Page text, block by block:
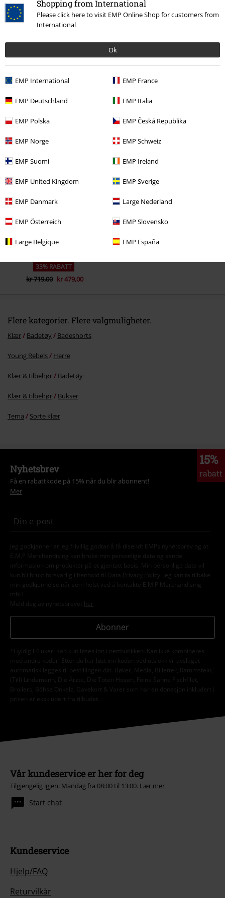
Shopping from International
Please click here to visit EMP Online Shop for customers from
International
Ok
EMP International EMP France
EMP Deutschland EMP Italia
EMP Polska EMP Česká Republika
EMP Norge EMP Schweiz
EMP Suomi EMP Ireland
EMP United Kingdom EMP Sverige
EMP Danmark Large Nederland
EMP Österreich EMP Slovensko
Large Belgique EMP España
Fortell oss hva du synes om "EMP Signature Collection".
Siste besøk
33% RABATT
kr 719,00 kr 479,00
Flere kategorier. Flere valgmuligheter.
Klær Badetøy Badeshorts
Young Rebels Herre
Klær & tilbehør Badetøy
Klær & tilbehør Bukser
Tema Sorte klær
15%
rabatt
Nyhetsbrev
Få en rabattkode på 15% når du blir abonnent!
Mer
Jeg godkjenner at jeg frivillig godtar å få tilsendt EMPs nyhetsbrev og at
E.M.P Merchandising kan bruke min personlige data og sende
informasjon om produkter på et gjentatt basis. Min personlige data vil
kun bli brukt forsvarlig i henhold til
Data Privacy Policy
. Jeg kan ta tilbake
min godkjennelse når som helst ved å kontakte E.M.P Merchandising
mbH
Meld deg av nyhetsbrevet her
Abonner
*Gyldig i 4 uker. Kan kun løses inn i nettbutikken. Kan ikke kombineres
med andre koder. Etter du har løst inn koden ved utsjekk vil avslaget
automatisk legges til bestillingen din. Bøker, Media, Billetter, Rammstein,
(Till) Lindemann, Die Ärzte, Die Toten Hosen, Feine Sahne Fischfilet,
Broilers, Böhse Onkelz, Gavekort & Varer som har en donasjon inkludert i
prisen er ekskludert fra tilbudet.
Vår kundeservice er her for deg
Tilgjengelig igjen: Mandag fra 08:00 til 13:00. Lær mer
Start chat
Kundeservice
Hjelp/FAQ
Returvilkår